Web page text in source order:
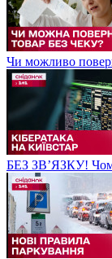
Чи можливо
БЕЗ ЗВʼЯЗКУ!